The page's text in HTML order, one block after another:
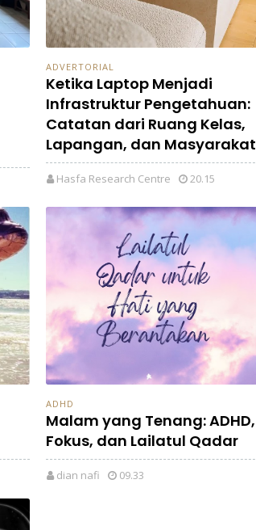
ADVERTORIAL
Ketika Laptop Menjadi
Infrastruktur Pengetahuan:
Catatan dari Ruang Kelas,
Lapangan, dan Masyarakat
Hasfa Research Centre 20.15
ADHD
Malam yang Tenang: ADHD,
Fokus, dan Lailatul Qadar
dian nafi 09.33